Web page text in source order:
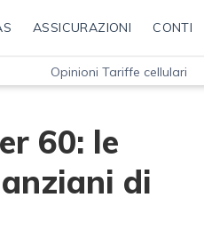
ASSICURAZIONI CONTI
Opinioni Tariffe cellulari
60: le
di